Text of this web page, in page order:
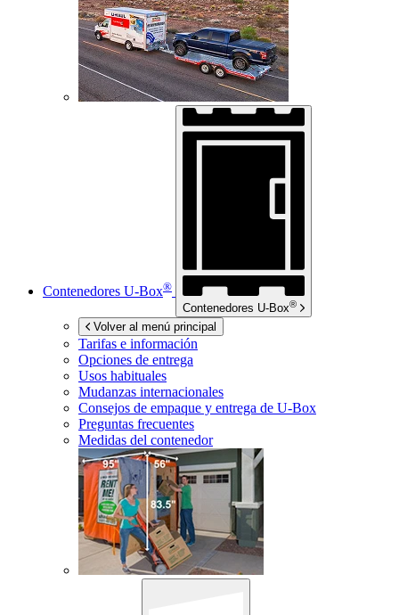
Contenedores U-Box®
Contenedores U-Box®
Volver al menú principal
Tarifas e información
Opciones de entrega
Usos habituales
Mudanzas internacionales
Consejos de empaque y entrega de U-Box
Preguntas frecuentes
Medidas del contenedor